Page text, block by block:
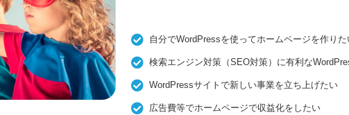
自分でWordPressを使ってホームページを作りた
検索エンジン対策（SEO対策）に有利な
WordPressサイトで新しい事業を立ち上げたい
広告費等でホームページで収益化をしたい